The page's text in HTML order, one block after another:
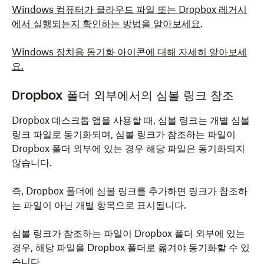
Windows 컴퓨터가 클라우드 파일 또는 Dropbox 레거시
에서 실행되는지 확인하는 방법을 알아보세요.
Windows 장치용 동기화 아이콘에 대해 자세히 알아보세
요.
Dropbox 폴더 외부에서의 심볼 링크 참조
Dropbox 데스크톱 앱을 사용할 때, 심볼 링크는 개별 심볼
링크 파일로 동기화되며, 심볼 링크가 참조하는 파일이
Dropbox 폴더 외부에 있는 경우 해당 파일은 동기화되지
않습니다.
즉, Dropbox 폴더에 심볼 링크를 추가하면 링크가 참조하
는 파일이 아닌 개별 항목으로 표시됩니다.
심볼 링크가 참조하는 파일이 Dropbox 폴더 외부에 있는
경우, 해당 파일을 Dropbox 폴더로 옮겨야 동기화할 수 있
습니다.